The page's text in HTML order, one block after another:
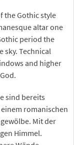
the Gothic style
altar one
period the
sky. Technical
and higher
sind bereits
romanischen
Mit der
Himmel.